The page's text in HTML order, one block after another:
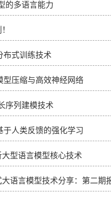
的多语言能力
布式训练技术
型压缩与高效神经网络
序列建模技术
于人类反馈的强化学习
大型语言模型核心技术
大语言模型技术分享：第二期